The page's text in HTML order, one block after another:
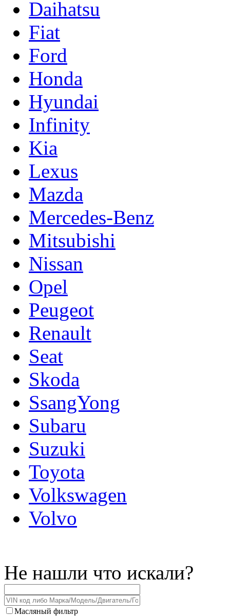
Daihatsu
Fiat
Ford
Honda
Hyundai
Infinity
Kia
Lexus
Mazda
Mercedes-Benz
Mitsubishi
Nissan
Opel
Peugeot
Renault
Seat
Skoda
SsangYong
Subaru
Suzuki
Toyota
Volkswagen
Volvo
Не нашли что искали?
Масляный фильтр